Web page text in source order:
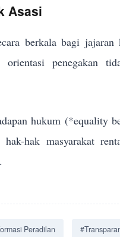
Asasi
berkala bagi
penegakan
hukum (*equality
hak masyarakat
Peradilan